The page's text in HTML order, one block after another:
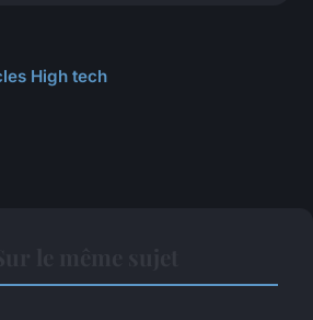
High tech